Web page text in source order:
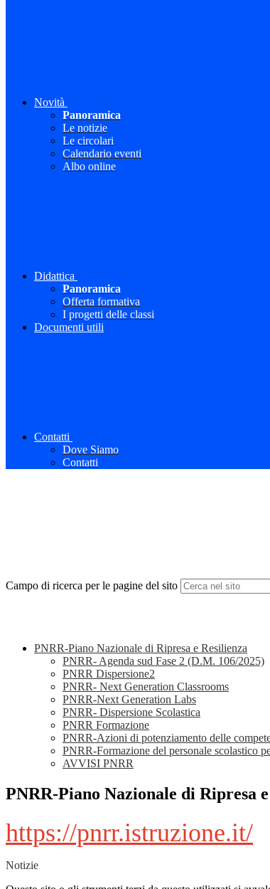
Novità
Panoramica
Le notizie
Le circolari
Calendario eventi
Albo online
Didattica
Panoramica
Offerta formativa
I progetti delle classi
Documenti utili
Contatti
Dove Siamo
Contatti
Campo di ricerca per le pagine del sito
PNRR-Piano Nazionale di Ripresa e Resilienza
PNRR- Agenda sud Fase 2 (D.M. 106/2025)
PNRR Dispersione2
PNRR- Next Generation Classrooms
PNRR-Next Generation Labs
PNRR- Dispersione Scolastica
PNRR Formazione
PNRR-Azioni di potenziamento delle
PNRR-Formazione del personale scolastico
AVVISI PNRR
PNRR-Piano Nazionale di Ripresa
https://pnrr.istruzione.it/
Notizie